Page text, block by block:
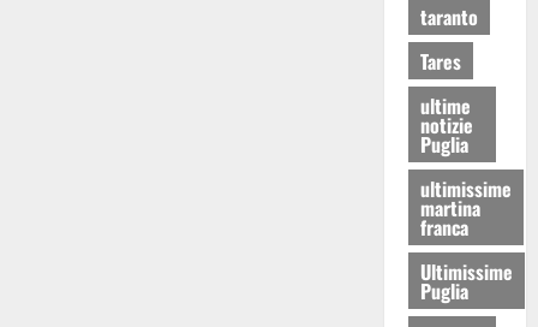
taranto
Tares
ultime
notizie
Puglia
ultimissime
martina
franca
Ultimissime
Puglia